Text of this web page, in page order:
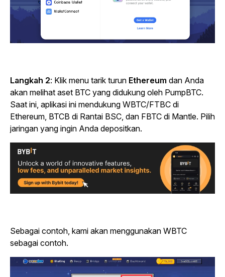
Langkah 2: Klik menu tarik turun Ethereum dan Anda
akan melihat aset BTC yang didukung oleh PumpBTC.
Saat ini, aplikasi ini mendukung WBTC/FTBC di
Ethereum, BTCB di Rantai BSC, dan FBTC di Mantle. Pilih
jaringan yang ingin Anda depositkan.
Sebagai contoh, kami akan menggunakan WBTC
sebagai contoh.